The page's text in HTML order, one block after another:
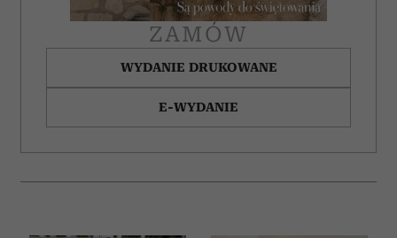
ZAMÓW
WYDANIE DRUKOWANE
E-WYDANIE